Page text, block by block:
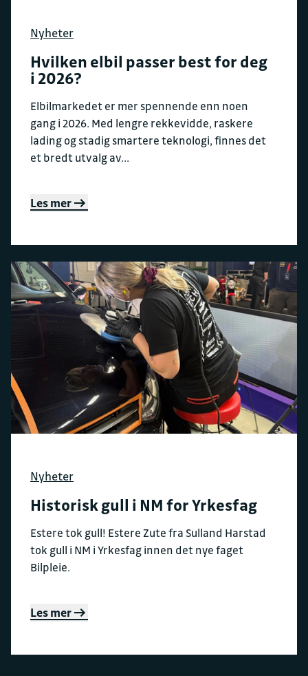
Nyheter
Hvilken elbil passer best for deg
i 2026?
Elbilmarkedet er mer spennende enn noen
gang i 2026. Med lengre rekkevidde, raskere
lading og stadig smartere teknologi, finnes det
et bredt utvalg av...
Les mer
Nyheter
Historisk gull i NM for Yrkesfag
Estere tok gull! Estere Zute fra Sulland Harstad
tok gull i NM i Yrkesfag innen det nye faget
Bilpleie.
Les mer